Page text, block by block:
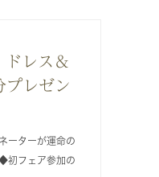
ドレス＆
プレゼン
ーターが運命の
初フェア参加の